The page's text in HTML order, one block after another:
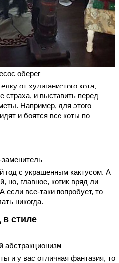
от хулиганистого кота,
страха, и выставить перед
Например, для этого
и боятся все коты по
год с украшенным кактусом. А
но, главное, котик вряд ли
если все-таки попробует, то
никогда.
стиле
и у вас отличная фантазия, то